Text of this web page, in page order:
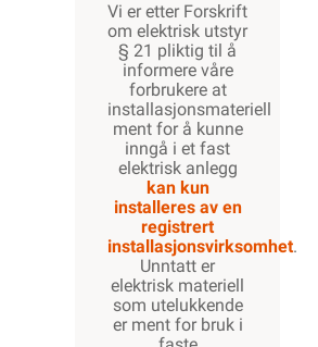
Vi er etter Forskrift
om elektrisk utstyr
§ 21 pliktig til å
informere våre
forbrukere at
installasjonsmateriell
ment for å kunne
inngå i et fast
elektrisk anlegg
kan kun
installeres av en
registrert
installasjonsvirksomhet.
Unntatt er
elektrisk materiell
som utelukkende
er ment for bruk i